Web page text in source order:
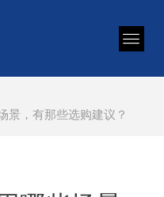
景，有那些选购建议？